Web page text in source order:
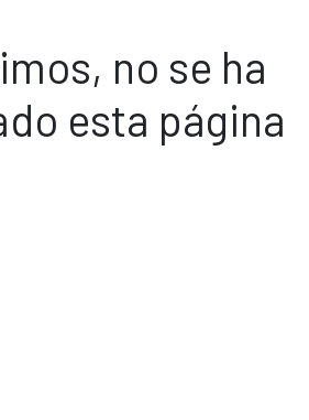
no se ha
esta página